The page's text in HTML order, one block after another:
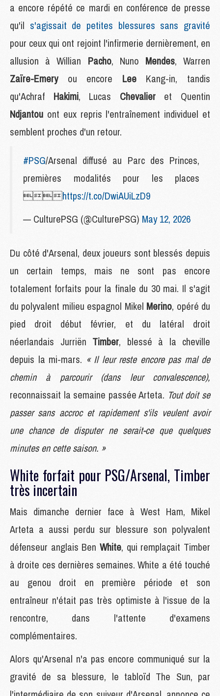
a encore répété ce mardi en conférence de presse
qu'il s'agissait de petites blessures sans gravité
pour ceux qui ont rejoint l'infirmerie dernièrement, en
allusion à Willian Pacho, Nuno Mendes, Warren
Zaïre-Emeryou encore Lee Kang-in, tandis
qu'Achraf Hakimi, Lucas Chevalier et Quentin
Ndjantou ont eux repris l'entraînement individuel et
semblent proches d'un retour.
#PSG/Arsenal diffusé au Parc des Princes,
premières modalités pour les places
https://t.co/DwiAUiLzD9
— CulturePSG (@CulturePSG) May 12, 2026
Du côté d'Arsenal, deux joueurs sont blessés depuis
un certain temps, mais ne sont pas encore
totalement forfaits pour la finale du 30 mai. Il s'agit
du polyvalent milieu espagnol Mikel Merino, opéré du
pied droit début février, et du latéral droit
néerlandais Jurriën Timber, blessé à la cheville
depuis la mi-mars. « Il leur reste encore pas mal de
chemin à parcourir (dans leur convalescence),
reconnaissait la semaine passée Arteta. Tout doit se
passer sans accroc et rapidement s'ils veulent avoir
une chance de disputer ne serait-ce que quelques
minutes en cette saison. »
White forfait pour PSG/Arsenal, Timber
très incertain
Mais dimanche dernier face à West Ham, Mikel
Arteta a aussi perdu sur blessure son polyvalent
défenseur anglais Ben White, qui remplaçait Timber
à droite ces dernières semaines. White a été touché
au genou droit en première période et son
entraîneur n'était pas très optimiste à l'issue de la
rencontre, dans l'attente d'examens
complémentaires.
Alors qu'Arsenal n'a pas encore communiqué sur la
gravité de sa blessure, le tablo¨ïd The Sun, par